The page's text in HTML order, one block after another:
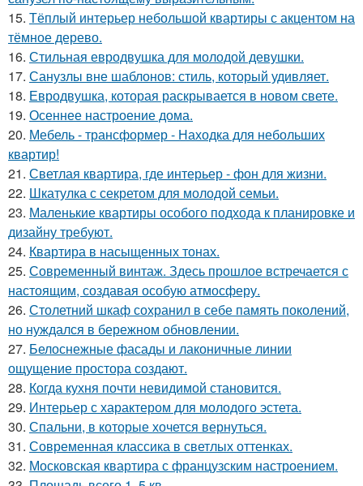
15. Тёплый интерьер небольшой квартиры с акцентом на
тёмное дерево.
16. Стильная евродвушка для молодой девушки.
17. Санузлы вне шаблонов: стиль, который удивляет.
18. Евродвушка, которая раскрывается в новом свете.
19. Осеннее настроение дома.
20. Мебель - трансформер - Находка для небольших
квартир!
21. Светлая квартира, где интерьер - фон для жизни.
22. Шкатулка с секретом для молодой семьи.
23. Маленькие квартиры особого подхода к планировке и
дизайну требуют.
24. Квартира в насыщенных тонах.
25. Современный винтаж. Здесь прошлое встречается с
настоящим, создавая особую атмосферу.
26. Столетний шкаф сохранил в себе память поколений,
но нуждался в бережном обновлении.
27. Белоснежные фасады и лаконичные линии
ощущение простора создают.
28. Когда кухня почти невидимой становится.
29. Интерьер с характером для молодого эстета.
30. Спальни, в которые хочется вернуться.
31. Современная классика в светлых оттенках.
32. Московская квартира с французским настроением.